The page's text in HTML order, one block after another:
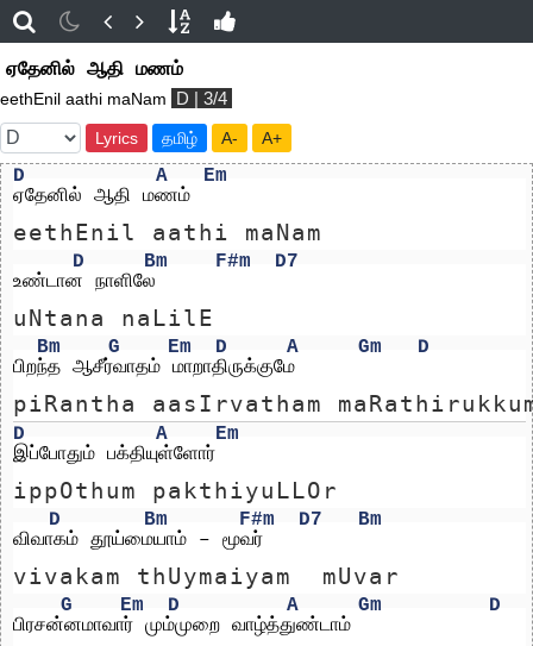
ஏதேனில் ஆதி மணம்
eethEnil aathi maNam D | 3/4
Lyrics தமிழ் A- A+
D A
Em
ஏதேனில் ஆதி மணம்
eethEnil aathi maNam
D Bm F#m
D7
உண்டான நாளிலே
uNtana naLilE
Bm G Em D A Gm
D
பிறந்த ஆசீர்வாதம் மாறாதிருக்குமே
piRantha aasIrvatham
D A
Em
இப்போதும் பக்தியுள்ளோர்
ippOthum pakthiyuLLOr
D Bm F#m D7
Bm
விவாகம் தூய்மையாம் – மூவர்
vivakam thUymaiyam  mUvar
G Em D A Gm
D
பிரசன்னமாவார் மும்முறை வாழ்த்துண்டாம்